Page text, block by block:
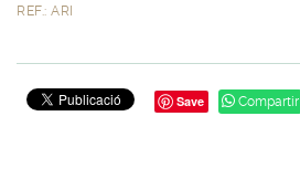
REF.: ARI
Save Compartir